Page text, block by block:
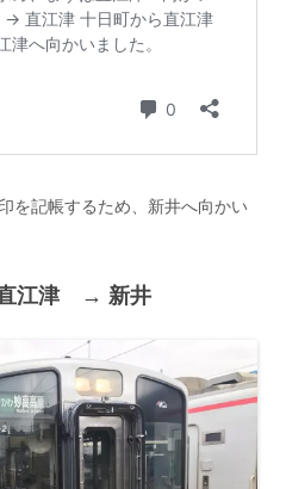
を記帳するため、新井へ向かい
江津 → 新井